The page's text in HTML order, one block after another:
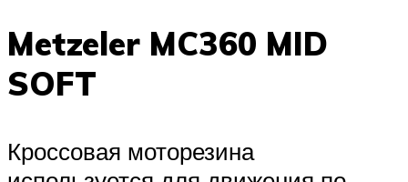
Metzeler MC360 MID
SOFT
Кроссовая моторезина